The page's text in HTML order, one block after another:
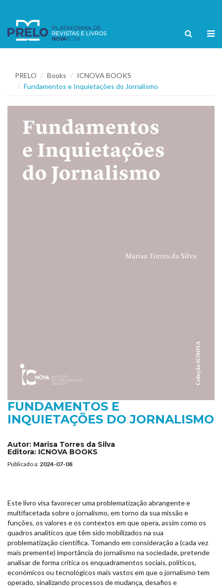
PRELO Books
ICNOVA BOOKS
Fundamentos e Inquietações do Jornalismo
FUNDAMENTOS E
INQUIETAÇÕES DO JORNALISMO
Autor: Marisa Torres da Silva
Editora: ICNOVA BOOKS
Publicado a: 2024-07-08
Este livro visa favorecer uma problematização abrangente e
multifacetada sobre o jornalismo, em torno da sua missão e
funções, os valores e os contextos em que opera, assim como os
quadros analíticos que têm sido mobilizados na sua
problematização científica. Tomando em consideração a (cada vez
mais premente) importância do jornalismo na sociedade, pretende
analisar de forma crítica os enquadramentos sociais, políticos,
económicos ou tecnológicos mais vastos em que o jornalismo tem
operado, sinalizando processos de mudança, desafios e